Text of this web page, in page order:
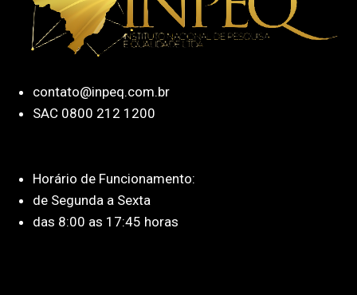
contato@inpeq.com.br
SAC 0800 212 1200
Horário de Funcionamento:
de Segunda a Sexta
das 8:00 as 17:45 horas